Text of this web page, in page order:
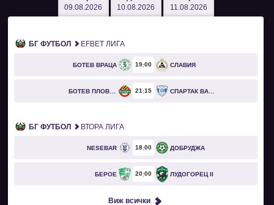
09.08.2026
10.08.2026
11.08.2026
БГ ФУТБОЛ EFBET ЛИГА
БОТЕВ ВРАЦА 19 00 СЛАВИЯ
БОТЕВ ПЛОВДИВ 21 15 СПАРТАК ВАРНА
БГ ФУТБОЛ ВТОРА ЛИГА
NESEBAR 18 00 ДОБРУДЖА
БЕРОЕ 20 00 ЛУДОГОРЕЦ II
Виж всички